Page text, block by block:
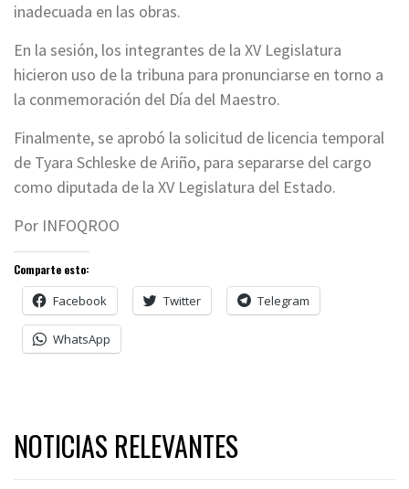
inadecuada en las obras.
En la sesión, los integrantes de la XV Legislatura
hicieron uso de la tribuna para pronunciarse en torno a
la conmemoración del Día del Maestro.
Finalmente, se aprobó la solicitud de licencia temporal
de Tyara Schleske de Ariño, para separarse del cargo
como diputada de la XV Legislatura del Estado.
Por INFOQROO
Comparte esto:
Facebook Twitter Telegram
WhatsApp
NOTICIAS RELEVANTES